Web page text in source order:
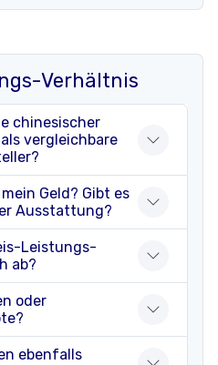
Verhältnis
chinesischer
vergleichbare
Geld? Gibt es
Ausstattung?
Leistungs-
ab?
oder
ebenfalls